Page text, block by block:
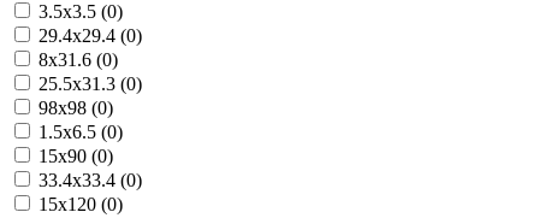
3.5x3.5 (0)
29.4x29.4 (0)
8x31.6 (0)
25.5x31.3 (0)
98x98 (0)
1.5x6.5 (0)
15x90 (0)
33.4x33.4 (0)
15x120 (0)